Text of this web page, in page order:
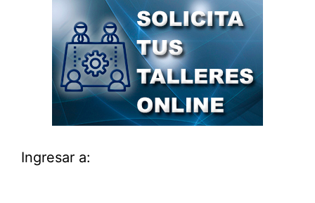
Ingresar a: